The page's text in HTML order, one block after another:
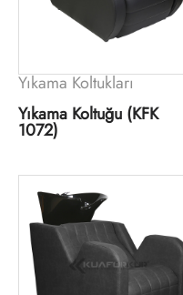
Yıkama Koltukları
Yıkama Koltuğu (KFK
1072)